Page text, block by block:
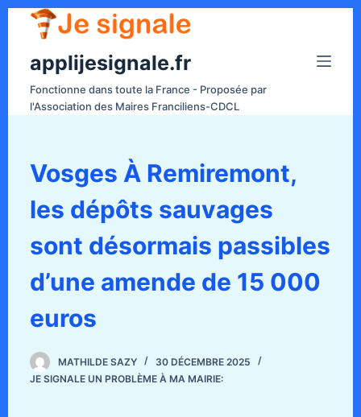
applijesignale.fr
Fonctionne dans toute la France - Proposée par
l'Association des Maires Franciliens-CDCL
Vosges À Remiremont,
les dépôts sauvages
sont désormais passibles
d’une amende de 15 000
euros
MATHILDE SAZY
30 DÉCEMBRE 2025
JE SIGNALE UN PROBLÈME À MA MAIRIE: